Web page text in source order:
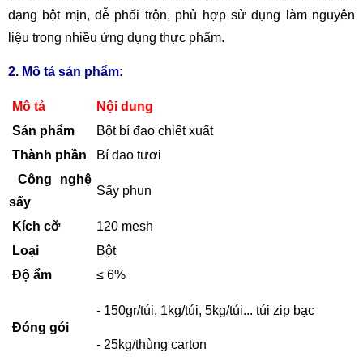
dạng bột mịn, dễ phối trộn, phù hợp sử dụng làm nguyên
liệu trong nhiều ứng dụng thực phẩm.
2. Mô tả sản phẩm:
Mô tả
Nội dung
Sản phẩm
Bột bí đao chiết xuất
Thành phần
Bí đao tươi
Công nghệ
sấy
Sấy phun
Kích cỡ
120 mesh
Loại
Bột
Độ ẩm
≤ 6%
Đóng gói
- 150gr/túi, 1kg/túi, 5kg/túi... túi zip bạc
- 25kg/thùng carton